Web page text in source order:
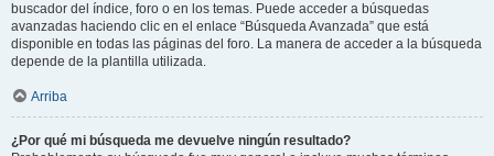
buscador del índice, foro o en los temas. Puede acceder a búsquedas
avanzadas haciendo clic en el enlace “Búsqueda Avanzada” que está
disponible en todas las páginas del foro. La manera de acceder a la búsqueda
depende de la plantilla utilizada.
Arriba
¿Por qué mi búsqueda me devuelve ningún resultado?